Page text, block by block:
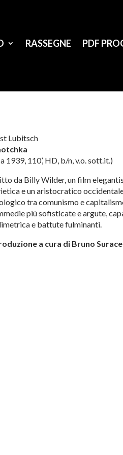
RASSEGNE PDF
Lubitsch
1939, 110’, HD, b/n, v.o. sott.it.)
da Billy Wilder, un film
e un aristocratico
tra comunismo e
più sofisticate e argute,
e battute fulminanti.
a cura di Bruno Surace